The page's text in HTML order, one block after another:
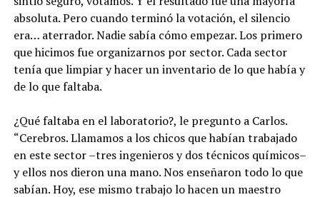
absoluta. Pero cuando terminó la votación, el silencio
era… aterrador. Nadie sabía cómo empezar. Los primero
que hicimos fue organizarnos por sector. Cada sector
tenía que limpiar y hacer un inventario de lo que había y
de lo que faltaba.
¿Qué faltaba en el laboratorio?, le pregunto a Carlos.
“Cerebros. Llamamos a los chicos que habían trabajado
en este sector –tres ingenieros y dos técnicos químicos–
y ellos nos dieron una mano. Nos enseñaron todo lo que
sabían. Hoy, ese mismo trabajo lo hacen un maestro